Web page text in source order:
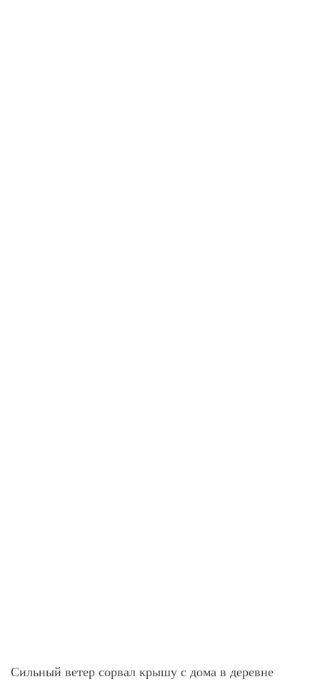
Сильный ветер сорвал крышу с дома в деревне